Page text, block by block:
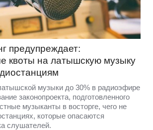
предупреждает:
квоты на латышскую музыку
музыки до 30% в радиоэфире
законопроекта, подготовленного
музыканты в восторге, чего не
которые опасаются
слушателей.